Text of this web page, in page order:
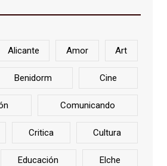
Alicante Amor Art
Benidorm Cine
Comunicando
Critica Cultura
Educación Elche